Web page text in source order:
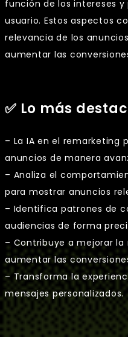
función de los intereses
usuario. Estos aspectos
relevancia de los
aumentar las
✅ Lo más
– La IA en el remarketing
anuncios de manera
– Analiza el
para mostrar anuncios
– Identifica patrones de
audiencias de forma
– Contribuye a mejorar
aumentar las
– Transforma la
mensajes personalizados.